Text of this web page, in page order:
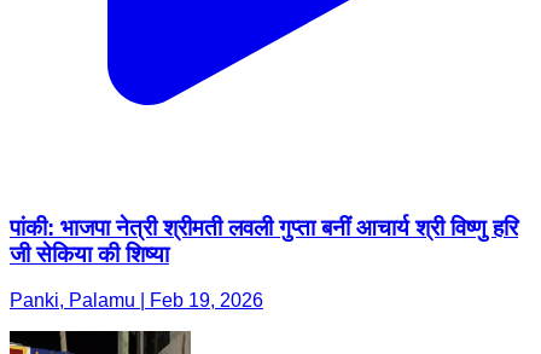
पांकी: भाजपा नेत्री श्रीमती लवली गुप्ता बनीं आचार्य श्री विष्णु हरि
जी सेकिया की शिष्या
Panki, Palamu | Feb 19, 2026